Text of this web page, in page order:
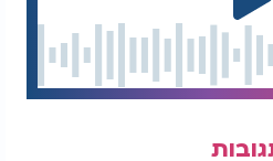
והודיע לו כי הוא חוזר
כשהתבקש להסביר את
הימים הללו חשבתי על
וכבוד. ואז עברתי ליד
גמרא. הניגון של
לאן לחזור. אבל הניגון אמר